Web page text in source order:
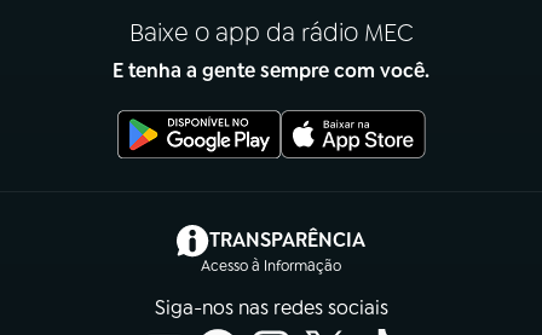
Baixe o app da rádio MEC
E tenha a gente sempre com você.
TRANSPARÊNCIA
Acesso à Informação
(abre em nova aba)
Siga-nos nas redes sociais